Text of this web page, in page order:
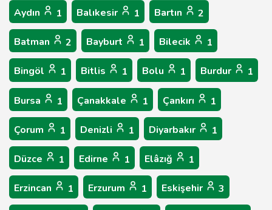
Aydın 1 Balıkesir 1 Bartın 2
Batman 2 Bayburt 1 Bilecik 1
Bingöl 1 Bitlis 1 Bolu 1 Burdur 1
Bursa 1 Çanakkale 1 Çankırı 1
Çorum 1 Denizli 1 Diyarbakır 1
Düzce 1 Edirne 1 Elâzığ 1
Erzincan 1 Erzurum 1 Eskişehir 3